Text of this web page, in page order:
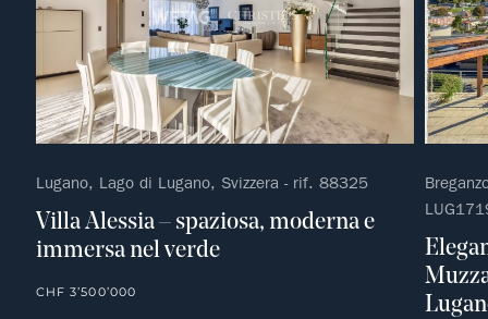
Lugano, Lago di Lugano, Svizzera - rif. 88325
Villa Alessia – spaziosa, moderna e
immersa nel verde
CHF 3’500’000